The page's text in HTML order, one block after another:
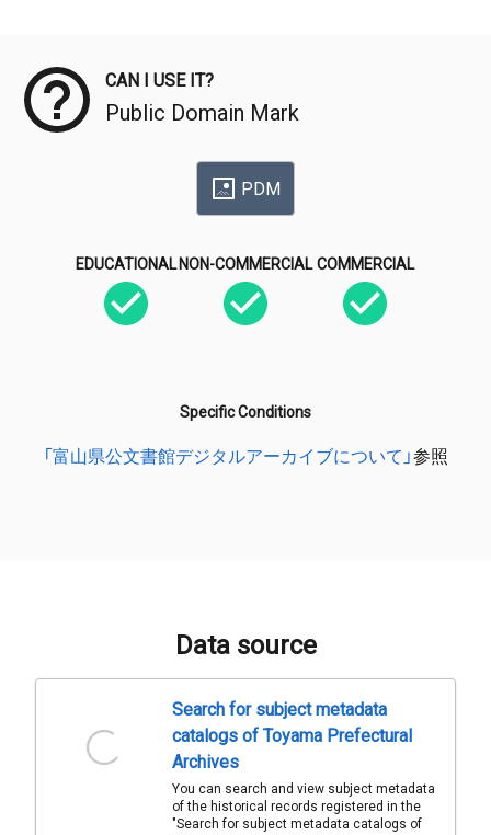
CAN I USE IT?
Public Domain Mark
PDM
EDUCATIONAL NON-COMMERCIAL COMMERCIAL
Specific Conditions
「富山県公文書館デジタルアーカイブについて」参照
Data source
Search for subject metadata
catalogs of Toyama Prefectural
Archives
You can search and view subject metadata
of the historical records registered in the
"Search for subject metadata catalogs of